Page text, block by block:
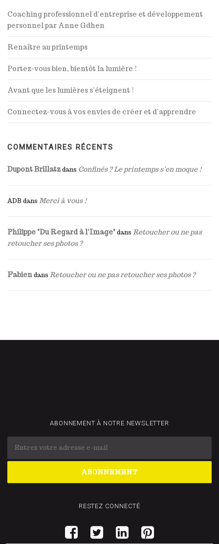
Coaching professionnel d’entreprise et développement
personnel par Anne Gdhen
Renaître au printemps
Portez-vous bien, bientôt la lumière !
Avant que les lumières s’éteignent !
Connectez-vous à vos envies de créer et d’apprendre
COMMENTAIRES RÉCENTS
Dupont Brillatz dans Confinés ? Le printemps s’en moque !
ADB dans Merci à vous !
Philippe "Du Regard à l'Image" dans Retoucher ou ne pas
retoucher ses photos ?
Fabien dans Retoucher ou ne pas retoucher ses photos ?
ABONNEMENT À NOTRE NEWSLETTER
RESTEZ CONNECTÉ